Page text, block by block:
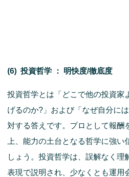
(6) 投資哲学 ： 明快度/徹底度
投資哲学とは「どこで他の投資家
げるのか?」および「なぜ自分に
対する答えです。プロとして報酬
上、能力の土台となる哲学に強
しょう。投資哲学は、誤解なく理
表現で説明され、少なくとも運用